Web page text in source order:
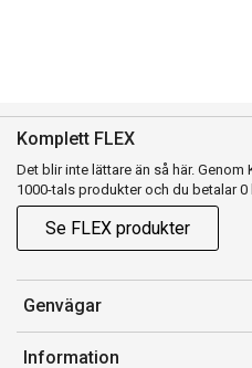
Komplett FLEX
Det blir inte lättare än så här.
1000-tals produkter och du betalar 0
Se FLEX produkter
Genvägar
Konto
Information